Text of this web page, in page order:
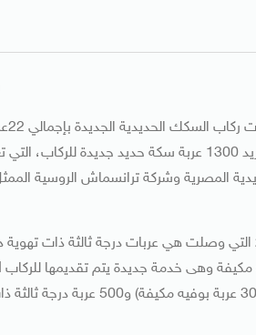
أعلن وزير
إجمالي ماوصل حتى الان من العربات الى 68 عربة ضمن صفقة تصنيع وتوريد 1300 عربة سكة حديد
المصرية وشركة ترانسماش الروسية
وأكد وزير النقل، في بيان نشر في وقت مبكر اليوم الثلاثاء، ان العربات الـ 22 التي وصلت هي عربات
جديدة للركاب تشمل 800 عربة مكيفة (500 درجة ثالثة مكيفة وهى خدمة جديدة يتم
تاريخ سكك حديد مصر و180 درجة ثانية فاخرة و90 عربة درجة أولى فاخرة و30 عربة